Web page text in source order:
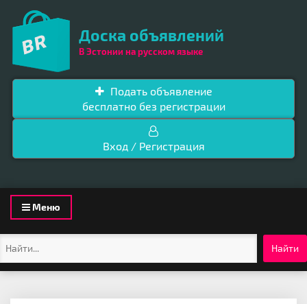
Доска объявлений
В Эстонии на русском языке
Подать объявление
бесплатно без регистрации
Вход / Регистрация
Toggle
navigation
Меню
Найти